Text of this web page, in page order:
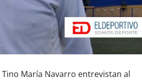
Tino María Navarro entrevistan al